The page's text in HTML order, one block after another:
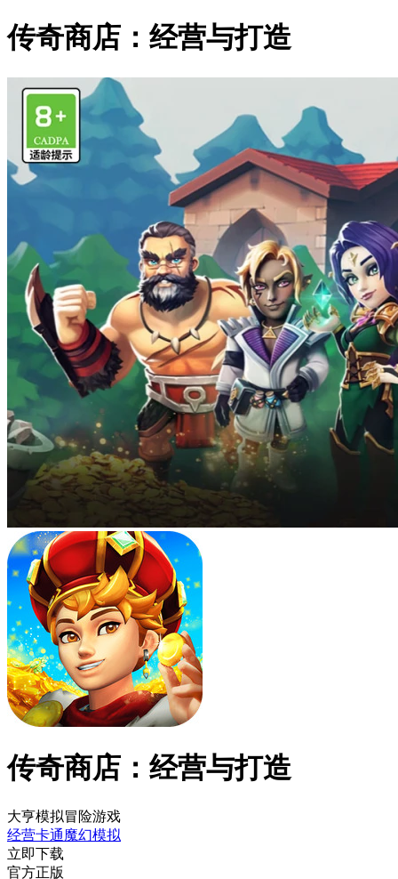
传奇商店：经营与打造
传奇商店：经营与打造
大亨模拟冒险游戏
经营卡通魔幻模拟
立即下载
官方正版